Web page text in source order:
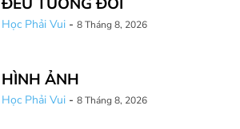
Học Phải Vui - 8 Tháng 8, 2026
HÌNH ẢNH
Học Phải Vui - 8 Tháng 8, 2026